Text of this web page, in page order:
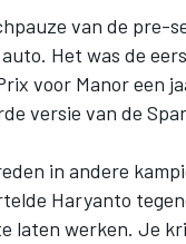
DTM
van de pre-
Het was de
voor Manor een
versie van de
in andere
Haryanto
laten werken. Je